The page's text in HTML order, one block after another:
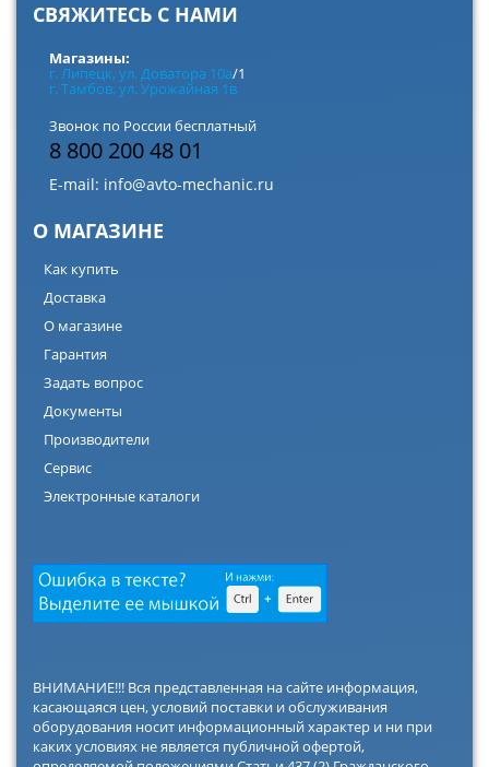
СВЯЖИТЕСЬ С НАМИ
Магазины:
г. Липецк, ул. Доватора 10а/1
г. Тамбов, ул. Урожайная 1в
Звонок по России бесплатный
8 800 200 48 01
E-mail: info@avto-mechanic.ru
О МАГАЗИНЕ
Как купить
Доставка
О магазине
Гарантия
Задать вопрос
Документы
Производители
Сервис
Электронные каталоги
ВНИМАНИЕ!!! Вся представленная на сайте информация,
касающаяся цен, условий поставки и обслуживания
оборудования носит информационный характер и ни при
каких условиях не является публичной офертой,